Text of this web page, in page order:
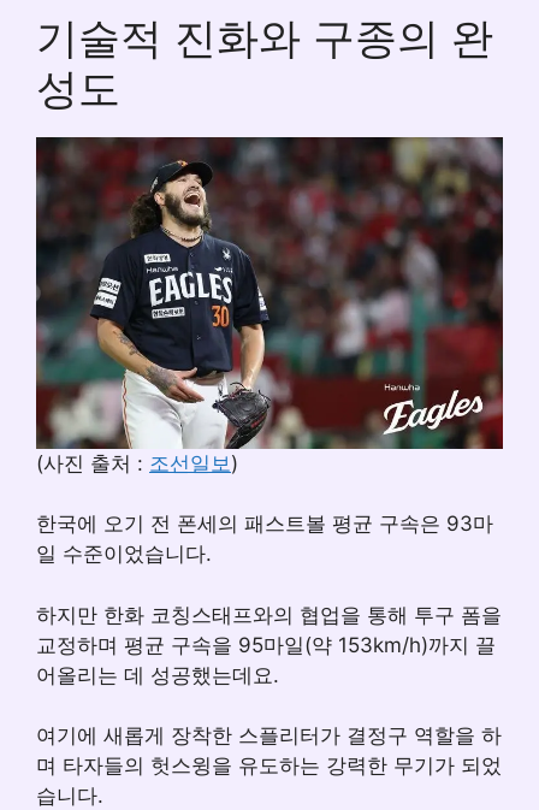
기술적 진화와 구종의 완
성도
(사진 출처 : 조선일보 )
한국에 오기 전 폰세의 패스트볼 평균 구속은 93마
일 수준이었습니다.
하지만 한화 코칭스태프와의 협업을 통해 투구 폼을
교정하며 평균 구속을 95마일(약 153km/h)까지 끌
어올리는 데 성공했는데요.
여기에 새롭게 장착한 스플리터가 결정구 역할을 하
며 타자들의 헛스윙을 유도하는 강력한 무기가 되었
습니다.